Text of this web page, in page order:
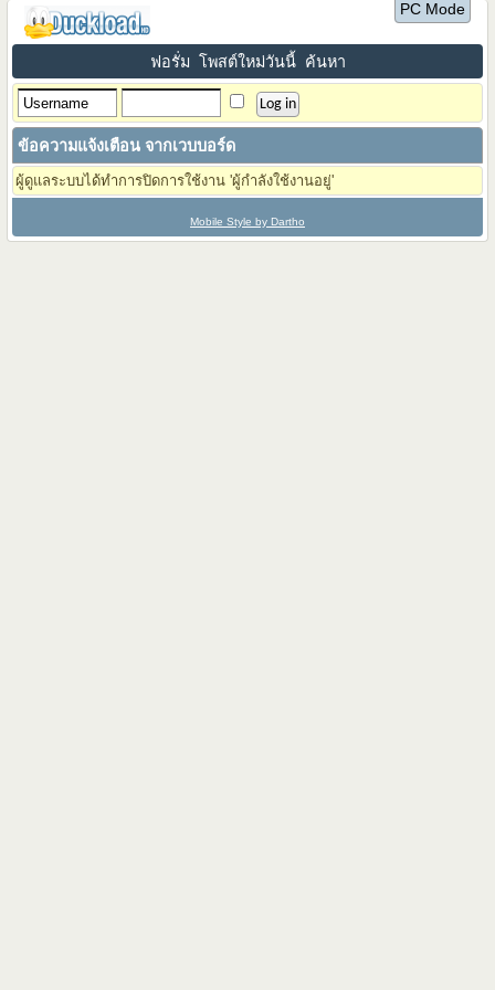
PC Mode
ฟอรั่ม โพสต์ใหม่วันนี้ ค้นหา
ข้อความแจ้งเตือน จากเวบบอร์ด
ผู้ดูแลระบบได้ทำการปิดการใช้งาน 'ผู้กำลังใช้งานอยู่'
Mobile Style by Dartho